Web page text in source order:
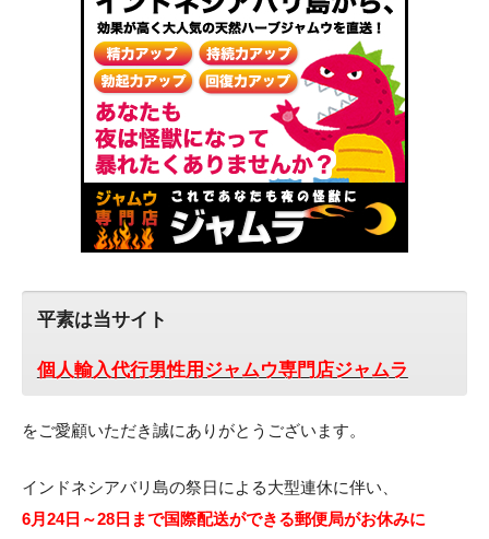
平素は当サイト
個人輸入代行男性用ジャムウ専門店ジャムラ
をご愛顧いただき誠にありがとうございます。
インドネシアバリ島の祭日による大型連休に伴い、
6月24日～28日まで国際配送ができる郵便局がお休みに